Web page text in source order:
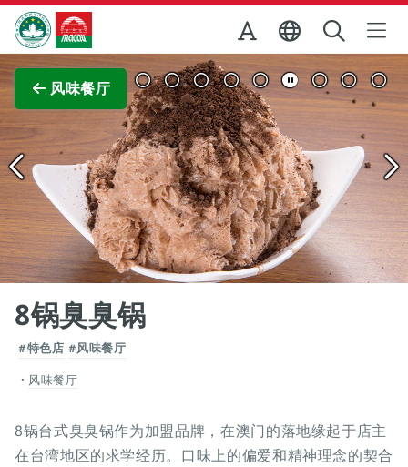
跳至主内容
澳门特别行政区政府旅游局
风味餐厅
查看原图
8锅臭臭锅
#特色店 #风味餐厅
风味餐厅
8锅台式臭臭锅作为加盟品牌，在澳门的落地缘起于店主
在台湾地区的求学经历。口味上的偏爱和精神理念的契合